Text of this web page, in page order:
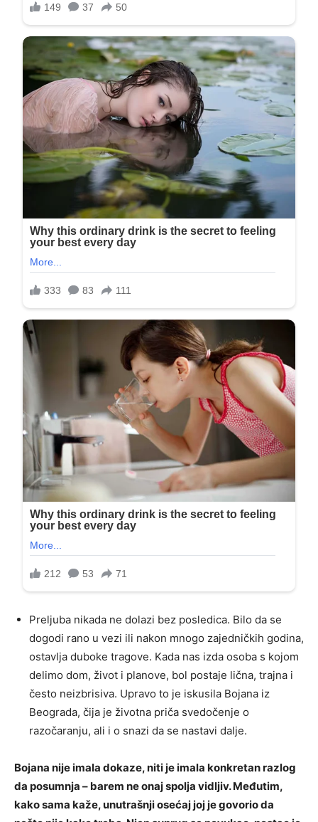
Preljuba nikada ne dolazi bez posledica. Bilo da se
dogodi rano u vezi ili nakon mnogo zajedničkih godina,
ostavlja duboke tragove. Kada nas izda osoba s kojom
delimo dom, život i planove, bol postaje lična, trajna i
često neizbrisiva. Upravo to je iskusila Bojana iz
Beograda, čija je životna priča svedočenje o
razočaranju, ali i o snazi da se nastavi dalje.
Bojana nije imala dokaze, niti je imala konkretan razlog
da posumnja – barem ne onaj spolja vidljiv. Međutim,
kako sama kaže, unutrašnji osećaj joj je govorio da